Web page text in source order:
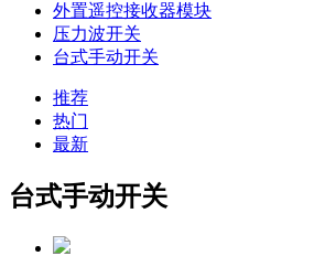
外置遥控接收器模块
压力波开关
台式手动开关
推荐
热门
最新
台式手动开关